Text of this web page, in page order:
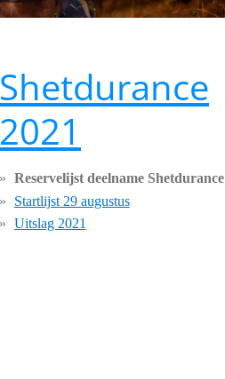
Shetdurance
2021
Reservelijst deelname Shetdurance
Startlijst 29 augustus
Uitslag 2021